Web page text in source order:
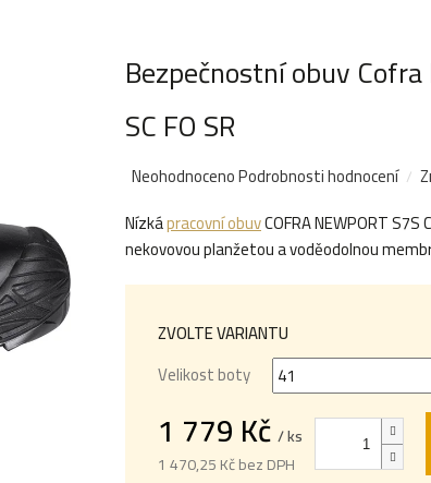
Bezpečnostní obuv Cofra
SC FO SR
Průměrné
produktu
je
0,0
NeohodnocenoPodrobnosti hodnocení
Nízkápracovní obuvCOFRA NEWPORT S7S
nekovovou planžetou a voděodolnou
ZVOLTE VARIANTU
Velikost boty
1 779 Kč / ks
1 470,25 Kč bez DPH